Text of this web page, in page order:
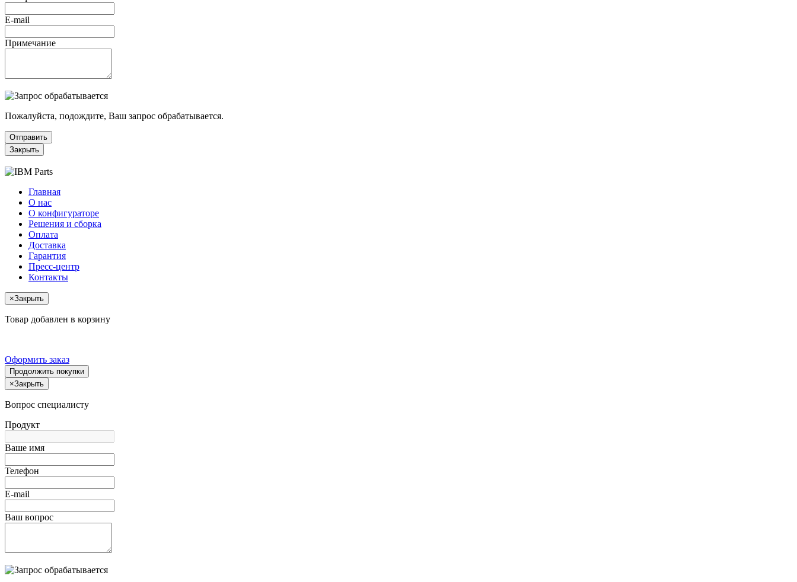
E-mail
Примечание
Пожалуйста, подождите, Ваш запрос обрабатывается.
Отправить
Закрыть
Главная
О нас
О конфигураторе
Решения и сборка
Оплата
Доставка
Гарантия
Пресс-центр
Контакты
×Закрыть
Товар добавлен в корзину
Оформить заказ
Продолжить покупки
×Закрыть
Вопрос специалисту
Продукт
Ваше имя
Телефон
E-mail
Ваш вопрос